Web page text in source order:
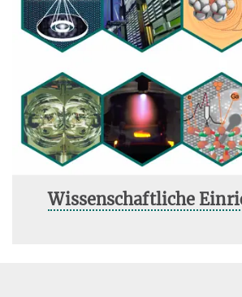
Wissenschaftliche